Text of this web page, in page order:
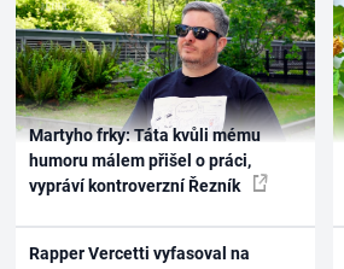
Martyho frky: Táta kvůli mému
humoru málem přišel o práci,
vypráví kontroverzní Řezník
Rapper Vercetti vyfasoval na